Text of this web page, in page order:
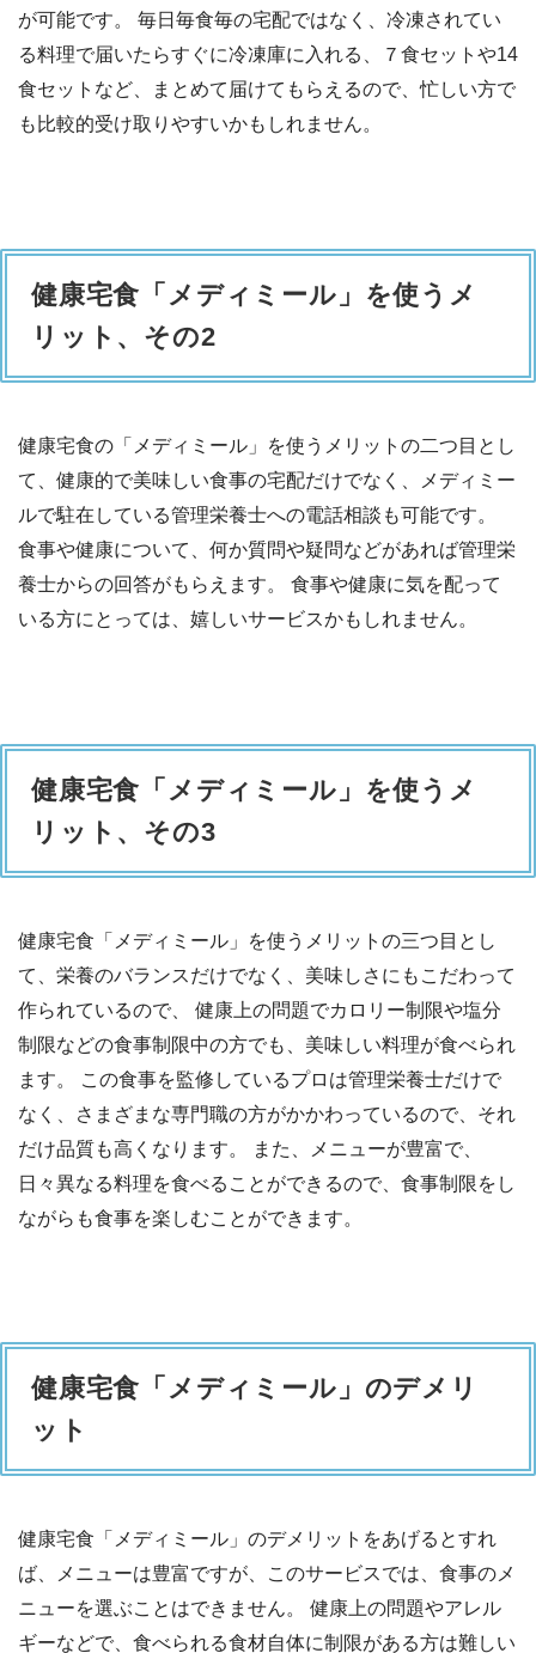
が可能です。 毎日毎食毎の宅配ではなく、冷凍されてい
る料理で届いたらすぐに冷凍庫に入れる、７食セットや14
食セットなど、まとめて届けてもらえるので、忙しい方で
も比較的受け取りやすいかもしれません。
健康宅食「メディミール」を使うメ
リット、その2
健康宅食の「メディミール」を使うメリットの二つ目とし
て、健康的で美味しい食事の宅配だけでなく、メディミー
ルで駐在している管理栄養士への電話相談も可能です。
食事や健康について、何か質問や疑問などがあれば管理栄
養士からの回答がもらえます。 食事や健康に気を配って
いる方にとっては、嬉しいサービスかもしれません。
健康宅食「メディミール」を使うメ
リット、その3
健康宅食「メディミール」を使うメリットの三つ目とし
て、栄養のバランスだけでなく、美味しさにもこだわって
作られているので、 健康上の問題でカロリー制限や塩分
制限などの食事制限中の方でも、美味しい料理が食べられ
ます。 この食事を監修しているプロは管理栄養士だけで
なく、さまざまな専門職の方がかかわっているので、それ
だけ品質も高くなります。 また、メニューが豊富で、
日々異なる料理を食べることができるので、食事制限をし
ながらも食事を楽しむことができます。
健康宅食「メディミール」のデメリ
ット
健康宅食「メディミール」のデメリットをあげるとすれ
ば、メニューは豊富ですが、このサービスでは、食事のメ
ニューを選ぶことはできません。 健康上の問題やアレル
ギーなどで、食べられる食材自体に制限がある方は難しい